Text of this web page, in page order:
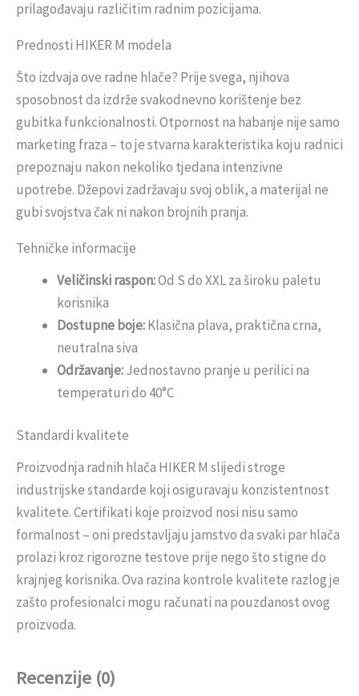
prilagođavaju različitim radnim pozicijama.
Prednosti HIKER M modela
Što izdvaja ove radne hlače? Prije svega, njihova
sposobnost da izdrže svakodnevno korištenje bez
gubitka funkcionalnosti. Otpornost na habanje nije samo
marketing fraza – to je stvarna karakteristika koju radnici
prepoznaju nakon nekoliko tjedana intenzivne
upotrebe. Džepovi zadržavaju svoj oblik, a materijal ne
gubi svojstva čak ni nakon brojnih pranja.
Tehničke informacije
Veličinski raspon:Od S do XXL za široku paletu
korisnika
Dostupne boje:Klasična plava, praktična crna,
neutralna siva
Održavanje:Jednostavno pranje u perilici na
temperaturi do 40°C
Standardi kvalitete
Proizvodnja radnih hlača HIKER M slijedi stroge
industrijske standarde koji osiguravaju konzistentnost
kvalitete. Certifikati koje proizvod nosi nisu samo
formalnost – oni predstavljaju jamstvo da svaki par hlača
prolazi kroz rigorozne testove prije nego što stigne do
krajnjeg korisnika. Ova razina kontrole kvalitete razlog je
zašto profesionalci mogu računati na pouzdanost ovog
proizvoda.
Recenzije (0)